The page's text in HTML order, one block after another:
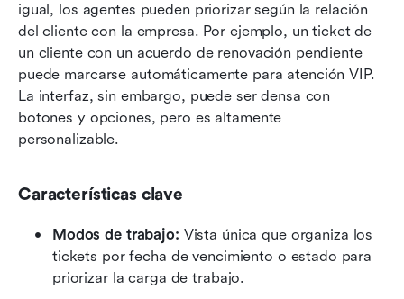
igual, los agentes pueden priorizar según la relación
del cliente con la empresa. Por ejemplo, un ticket de
un cliente con un acuerdo de renovación pendiente
puede marcarse automáticamente para atención VIP.
La interfaz, sin embargo, puede ser densa con
botones y opciones, pero es altamente
personalizable.
Características clave
Modos de trabajo: Vista única que organiza los
tickets por fecha de vencimiento o estado para
priorizar la carga de trabajo.